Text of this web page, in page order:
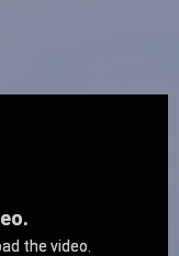
the video.